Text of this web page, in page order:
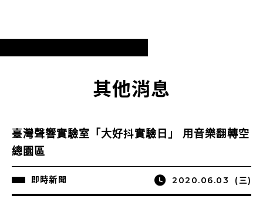
其他消息
臺灣聲響實驗室「大好抖實驗日」 用音樂翻轉空
總園區
即時新聞 2020.06.03 (三)